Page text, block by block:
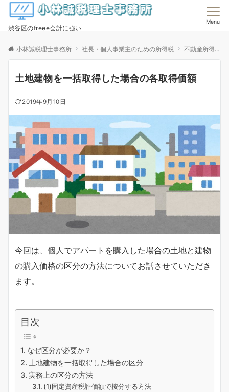
渋谷区のfreee会計に強い
Menu
小林誠税理士事務所 社長・個人事業主のための所得税 不動産所得
土地建物を一括取得した場合の各取得価額
2019年9月10日
今回は、個人でアパートを購入した場合の土地と建物
の購入価格の区分の方法についてお話させていただき
ます。
目次
なぜ区分が必要か？
土地建物を一括取得した場合の区分
実務上の区分の方法
(1)固定資産税評価額で按分する方法